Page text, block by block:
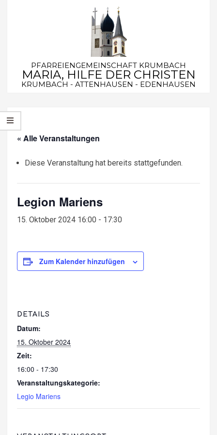
PFARREIENGEMEINSCHAFT KRUMBACH
MARIA, HILFE DER CHRISTEN
KRUMBACH - ATTENHAUSEN - EDENHAUSEN
Navigation
Menu
« Alle Veranstaltungen
Diese Veranstaltung hat bereits stattgefunden.
Legion Mariens
15. Oktober 2024 16:00 - 17:30
Zum Kalender hinzufügen
DETAILS
Datum:
15. Oktober 2024
Zeit:
16:00 - 17:30
Veranstaltungskategorie:
Legio Mariens